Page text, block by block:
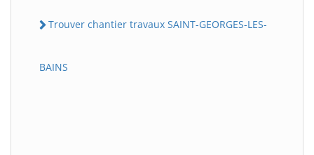
Trouver chantier travaux SAINT-GEORGES-LES-
BAINS